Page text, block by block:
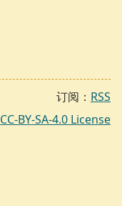
订阅： RSS
CC-BY-SA-4.0 License